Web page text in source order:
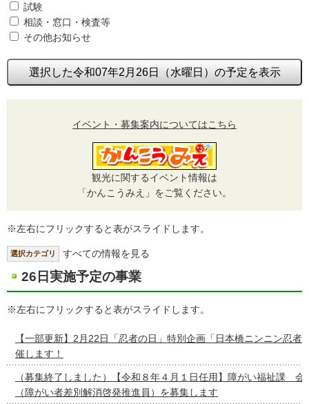
試験
相談・窓口・検査等
その他お知らせ
選択した令和07年2月26日（水曜日）の予定を表示
イベント・募集案内についてはこちら
観光に関するイベント情報は
「かんこうみえ」をご覧ください。
※左右にフリックすると表がスライドします。
選択カテゴリ すべての情報を見る
26日実施予定の事業
※左右にフリックすると表がスライドします。
【一部更新】2月22日「忍者の日」特別企画「日本橋ニンニン忍者
催します！
（募集終了しました）【令和８年４月１日任用】障がい福祉課 会
（障がい者差別解消啓発推進員）を募集します